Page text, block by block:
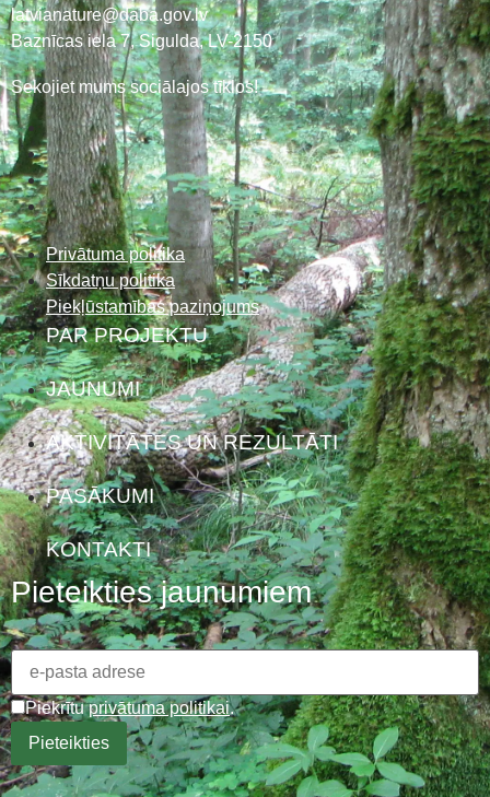
latvianature@daba.gov.lv
Baznīcas iela 7, Sigulda, LV-2150
Sekojiet mums sociālajos tīklos!
Privātuma politika
Sīkdatņu politika
Piekļūstamības paziņojums
PAR PROJEKTU
JAUNUMI
AKTIVITĀTES UN REZULTĀTI
PASĀKUMI
KONTAKTI
Pieteikties jaunumiem
Piekrītuprivātuma politikai.